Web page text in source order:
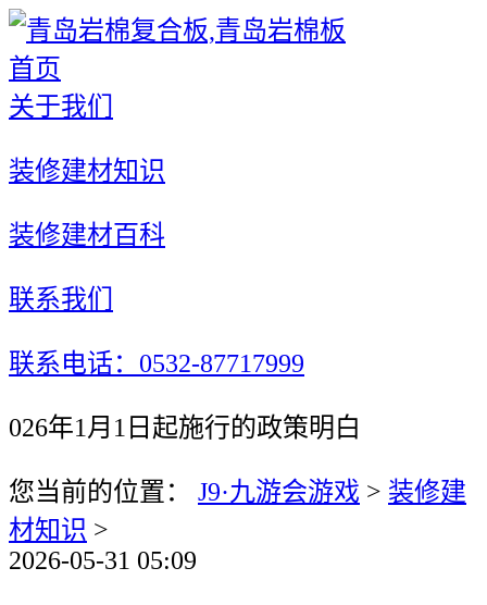
首页
关于我们
装修建材知识
装修建材百科
联系我们
联系电话：0532-87717999
026年1月1日起施行的政策明白
您当前的位置： J9·九游会游戏 > 装修建
材知识 >
2026-05-31 05:09